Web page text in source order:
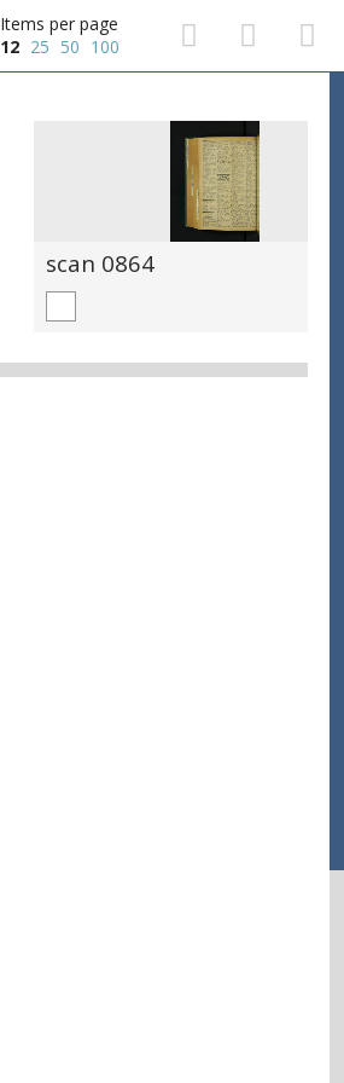
Items per page
12 25 50 100
scan 0864